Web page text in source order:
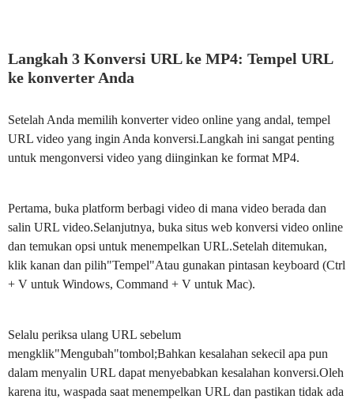
Langkah 3 Konversi URL ke MP4: Tempel URL
ke konverter Anda
Setelah Anda memilih konverter video online yang andal, tempel
URL video yang ingin Anda konversi.Langkah ini sangat penting
untuk mengonversi video yang diinginkan ke format MP4.
Pertama, buka platform berbagi video di mana video berada dan
salin URL video.Selanjutnya, buka situs web konversi video online
dan temukan opsi untuk menempelkan URL.Setelah ditemukan,
klik kanan dan pilih"Tempel"Atau gunakan pintasan keyboard (Ctrl
+ V untuk Windows, Command + V untuk Mac).
Selalu periksa ulang URL sebelum
mengklik"Mengubah"tombol;Bahkan kesalahan sekecil apa pun
dalam menyalin URL dapat menyebabkan kesalahan konversi.Oleh
karena itu, waspada saat menempelkan URL dan pastikan tidak ada